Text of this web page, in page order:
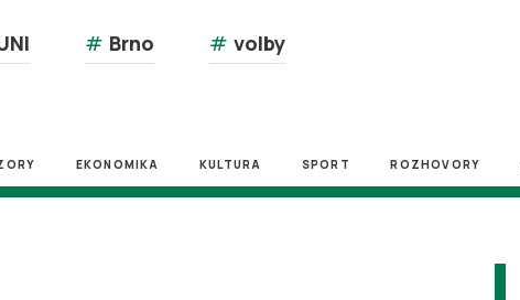
# Brno # volby
EKONOMIKA KULTURA SPORT ROZHOVORY